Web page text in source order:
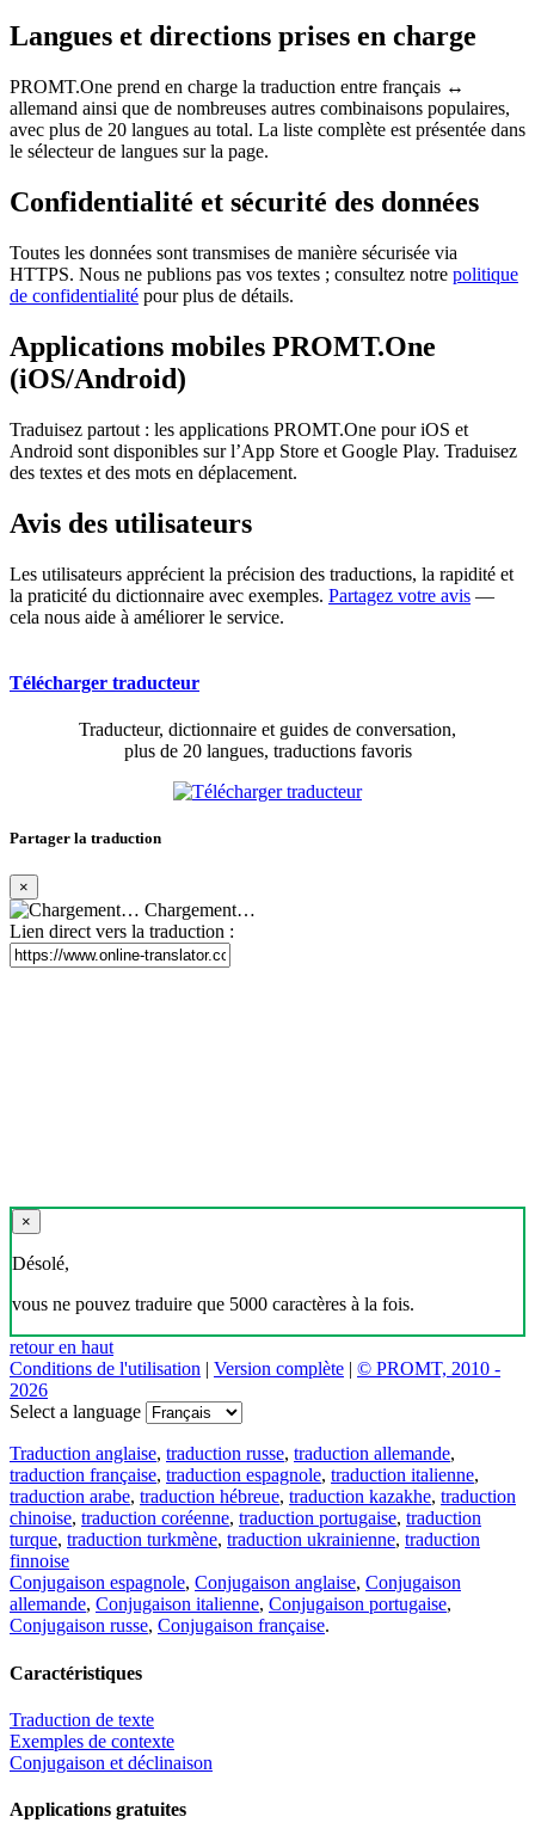
Langues et directions prises en charge
PROMT.One prend en charge la traduction entre français ↔
allemand ainsi que de nombreuses autres combinaisons populaires,
avec plus de 20 langues au total. La liste complète est présentée dans
le sélecteur de langues sur la page.
Confidentialité et sécurité des données
Toutes les données sont transmises de manière sécurisée via
HTTPS. Nous ne publions pas vos textes ; consultez notre politique
de confidentialité pour plus de détails.
Applications mobiles PROMT.One
(iOS/Android)
Traduisez partout : les applications PROMT.One pour iOS et
Android sont disponibles sur l’App Store et Google Play. Traduisez
des textes et des mots en déplacement.
Avis des utilisateurs
Les utilisateurs apprécient la précision des traductions, la rapidité et
la praticité du dictionnaire avec exemples. Partagez votre avis —
cela nous aide à améliorer le service.
Télécharger traducteur
Traducteur, dictionnaire et guides de conversation,
plus de 20 langues, traductions favoris
Partager la traduction
×
Chargement…
Lien direct vers la traduction :
×
Désolé,
vous ne pouvez traduire que 5000 caractères à la fois.
retour en haut
Conditions de l'utilisation | Version complète | © PROMT, 2010 -
2026
Select a language
Traduction anglaise, traduction russe, traduction allemande,
traduction française, traduction espagnole, traduction italienne,
traduction arabe, traduction hébreue, traduction kazakhe, traduction
chinoise, traduction coréenne, traduction portugaise, traduction
turque, traduction turkmène, traduction ukrainienne, traduction
finnoise
Conjugaison espagnole, Conjugaison anglaise, Conjugaison
allemande, Conjugaison italienne, Conjugaison portugaise,
Conjugaison russe, Conjugaison française.
Caractéristiques
Traduction de texte
Exemples de contexte
Conjugaison et déclinaison
Applications gratuites